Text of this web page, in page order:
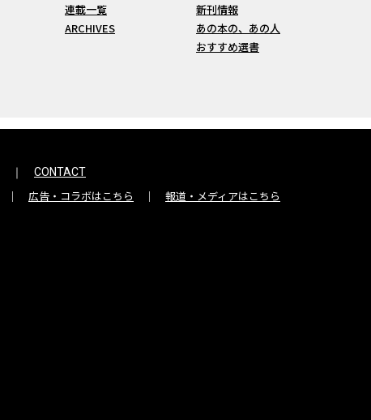
連載一覧
ARCHIVES
新刊情報
あの本の、あの人
おすすめ選書
CONTACT
広告・コラボはこちら 報道・メディアはこちら